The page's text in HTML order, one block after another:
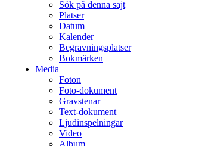
Sök på denna sajt
Platser
Datum
Kalender
Begravningsplatser
Bokmärken
Media
Foton
Foto-dokument
Gravstenar
Text-dokument
Ljudinspelningar
Video
Album